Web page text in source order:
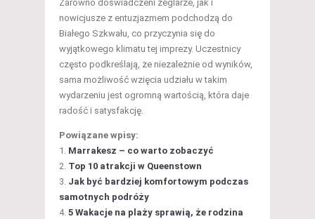
Zarówno doświadczeni żeglarze, jak i
nowicjusze z entuzjazmem podchodzą do
Białego Szkwału, co przyczynia się do
wyjątkowego klimatu tej imprezy. Uczestnicy
często podkreślają, że niezależnie od wyników,
sama możliwość wzięcia udziału w takim
wydarzeniu jest ogromną wartością, która daje
radość i satysfakcję.
Powiązane wpisy:
Marrakesz – co warto zobaczyć
Top 10 atrakcji w Queenstown
Jak być bardziej komfortowym podczas
samotnych podróży
5 Wakacje na plaży sprawią, że rodzina